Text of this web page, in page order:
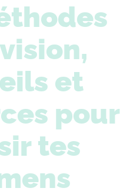
et
pour
tes